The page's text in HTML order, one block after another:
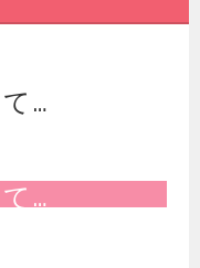
…
…